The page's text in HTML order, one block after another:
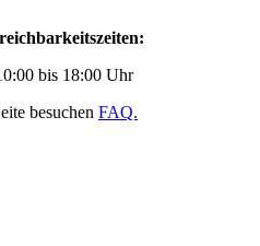
bis 18:00 Uhr
besuchen FAQ.